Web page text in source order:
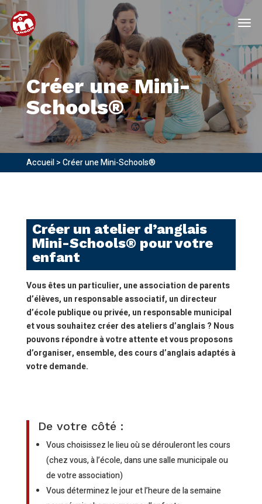
Créer une Mini-
Schools®
Accueil>Créer une Mini-Schools®
Créer un atelier d’anglais
Mini-Schools® pour votre
enfant
Vous êtes un particulier, une association de parents
d’élèves, un responsable associatif, un directeur
d’école publique ou privée, un responsable municipal
et vous souhaitez créer des ateliers d’anglais ? Nous
pouvons répondre à votre attente et vous proposons
d’organiser, ensemble, des cours d’anglais adaptés à
votre demande.
De votre côté :
Vous choisissez le lieu où se dérouleront les cours
(chez vous, à l’école, dans une salle municipale ou
de votre association)
Vous déterminez le jour et l’heure de la semaine